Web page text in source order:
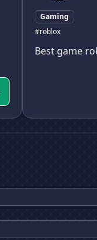
Gaming
#roblox
Best game